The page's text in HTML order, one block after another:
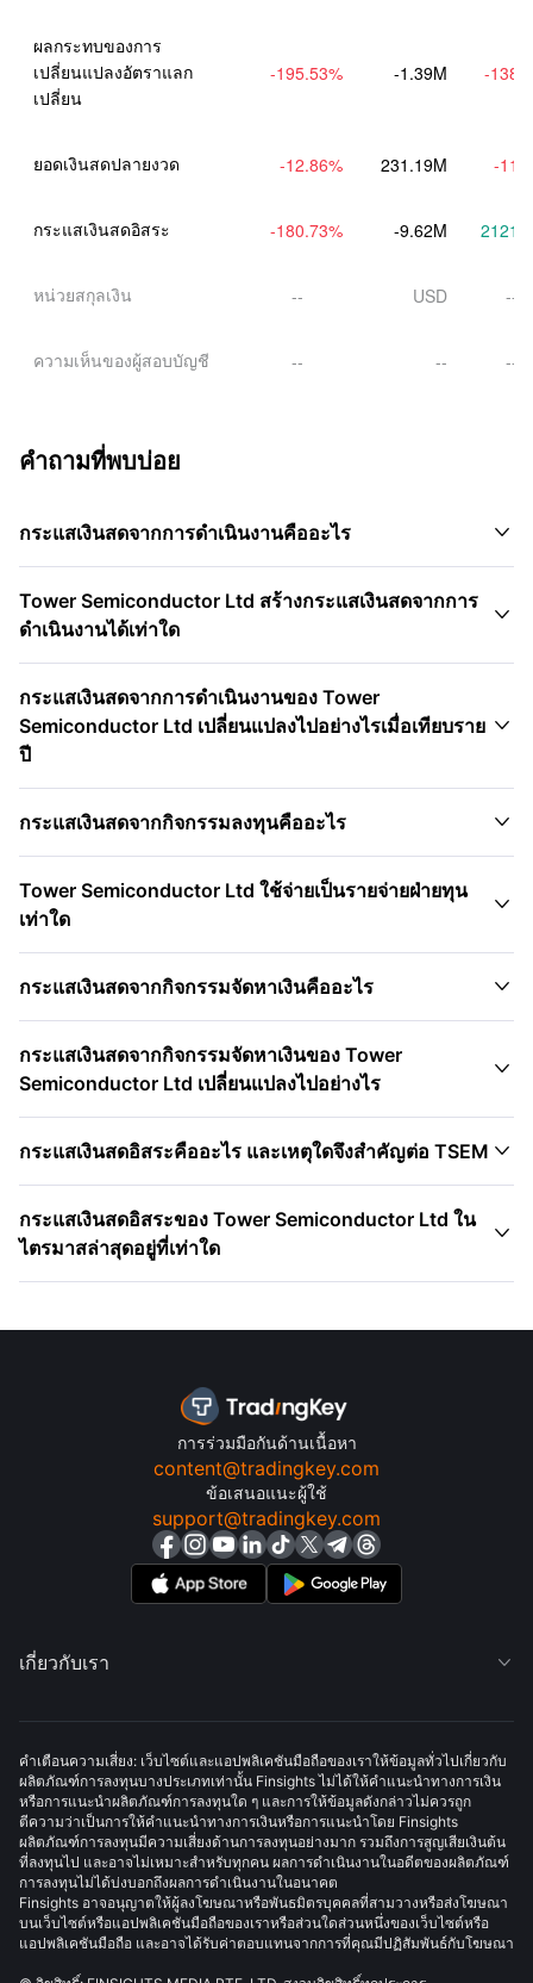
ผลกระทบของการ
เปลี่ยนแปลงอัตราแลก
เปลี่ยน
-195.53% -1.39M -
ยอดเงินสดปลายงวด -12.86% 231.19M -
กระแสเงินสดอิสระ -180.73% -9.62M
หน่วยสกุลเงิน -- USD --
ความเห็นของผู้สอบบัญชี -- -- --
คำถามที่พบบ่อย
กระแสเงินสดจากการดำเนินงานคืออะไร 
Tower Semiconductor Ltd สร้างกระแสเงินสดจากการ
ดำเนินงานได้เท่าใด

กระแสเงินสดจากการดำเนินงานของ Tower
Semiconductor Ltd เปลี่ยนแปลงไปอย่างไรเมื่อเทียบราย
ปี

กระแสเงินสดจากกิจกรรมลงทุนคืออะไร 
Tower Semiconductor Ltd ใช้จ่ายเป็นรายจ่ายฝ่ายทุน
เท่าใด

กระแสเงินสดจากกิจกรรมจัดหาเงินคืออะไร 
กระแสเงินสดจากกิจกรรมจัดหาเงินของ Tower
Semiconductor Ltd เปลี่ยนแปลงไปอย่างไร

กระแสเงินสดอิสระคืออะไร และเหตุใดจึงสำคัญต่อ TSEM 
กระแสเงินสดอิสระของ Tower Semiconductor Ltd ใน
ไตรมาสล่าสุดอยู่ที่เท่าใด

การร่วมมือกันด้านเนื้อหา
content@tradingkey.com
ข้อเสนอแนะผู้ใช้
support@tradingkey.com
เกี่ยวกับเรา 
คำเตือนความเสี่ยง: เว็บไซต์และแอปพลิเคชันมือถือของเราให้ข้อมูลทั่วไปเกี่ยวกับ
ผลิตภัณฑ์การลงทุนบางประเภทเท่านั้น Finsights ไม่ได้ให้คำแนะนำทางการเงิน
หรือการแนะนำผลิตภัณฑ์การลงทุนใด ๆ และการให้ข้อมูลดังกล่าวไม่ควรถูก
ตีความว่าเป็นการให้คำแนะนำทางการเงินหรือการแนะนำโดย Finsights
ผลิตภัณฑ์การลงทุนมีความเสี่ยงด้านการลงทุนอย่างมาก รวมถึงการสูญเสียเงินต้น
ที่ลงทุนไป และอาจไม่เหมาะสำหรับทุกคน ผลการดำเนินงานในอดีตของผลิตภัณฑ์
การลงทุนไม่ได้บ่งบอกถึงผลการดำเนินงานในอนาคต
Finsights อาจอนุญาตให้ผู้ลงโฆษณาหรือพันธมิตรบุคคลที่สามวางหรือส่งโฆษณา
บนเว็บไซต์หรือแอปพลิเคชันมือถือของเราหรือส่วนใดส่วนหนึ่งของเว็บไซต์หรือ
แอปพลิเคชันมือถือ และอาจได้รับค่าตอบแทนจากการที่คุณมีปฏิสัมพันธ์กับโฆษณา